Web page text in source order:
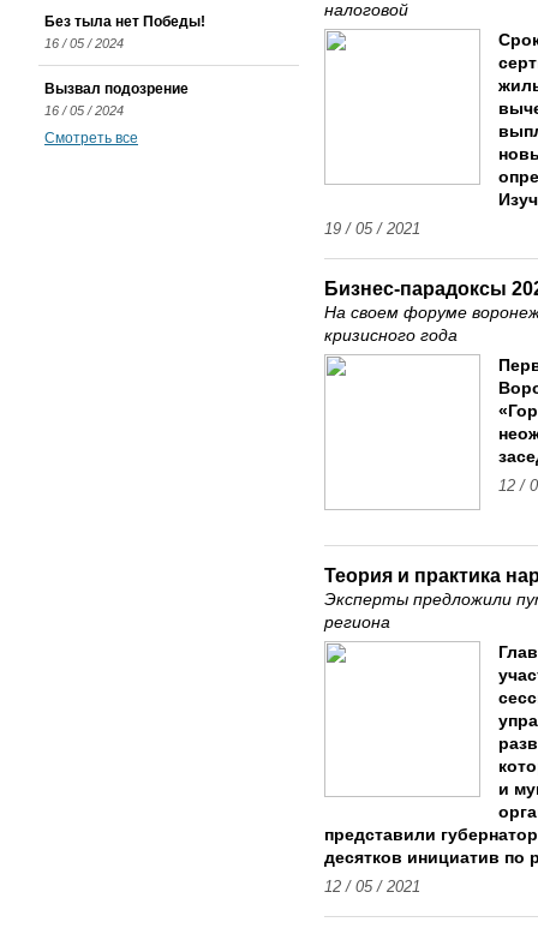
налоговой
19 / 05 / 2021
Бизнес-парадоксы
На своем форуме
кризисного года
12 /
Теория и практика
Эксперты предложили
региона
и
представили
десятков инициатив
12 / 05 / 2021
Без тыла нет Победы!
16 / 05 / 2024
Вызвал подозрение
16 / 05 / 2024
Смотреть все